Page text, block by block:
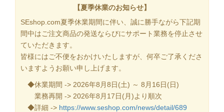
【夏季休業のお知らせ】
SEshop.com夏季休業期間に伴い、誠に勝手ながら下記期
間中はご注文商品の発送ならびにサポート業務を停止させ
ていただきます。
皆様にはご不便をおかけいたしますが、何卒ご了承くださ
いますようお願い申し上げます。
◆休業期間 -> 2026年8月8日(土) ～ 8月16日(日)
業務再開 -> 2026年8月17日(月)より順次
◆詳細 -> https://www.seshop.com/news/detail/689